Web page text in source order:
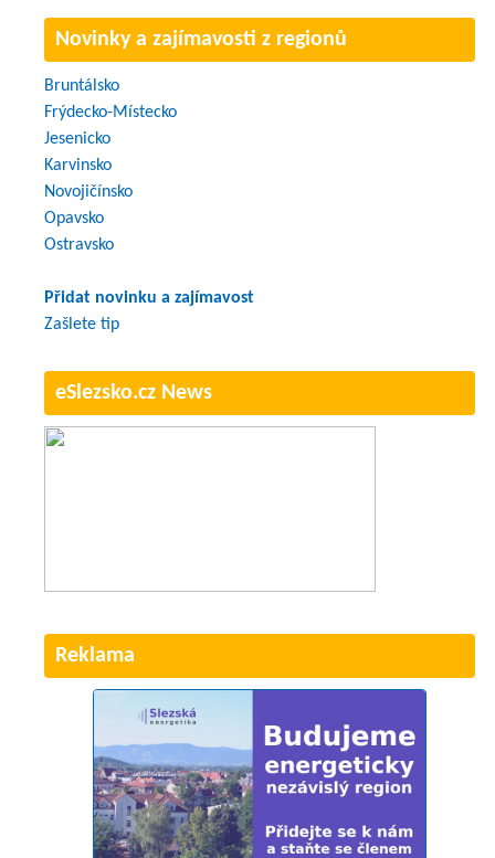
Novinky a zajímavosti z regionů
Bruntálsko
Frýdecko-Místecko
Jesenicko
Karvinsko
Novojičínsko
Opavsko
Ostravsko
Přidat novinku a zajímavost
Zašlete tip
eSlezsko.cz News
Reklama